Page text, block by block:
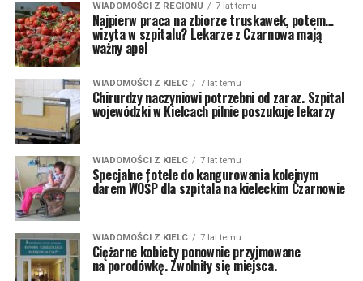
WIADOMOŚCI Z REGIONU 7 lat temu
Najpierw praca na zbiorze truskawek, potem…
wizyta w szpitalu? Lekarze z Czarnowa mają
ważny apel
WIADOMOŚCI Z KIELC 7 lat temu
Chirurdzy naczyniowi potrzebni od zaraz. Szpital
wojewódzki w Kielcach pilnie poszukuje lekarzy
WIADOMOŚCI Z KIELC 7 lat temu
Specjalne fotele do kangurowania kolejnym
darem WOŚP dla szpitala na kieleckim Czarnowie
WIADOMOŚCI Z KIELC 7 lat temu
Ciężarne kobiety ponownie przyjmowane
na porodówkę. Zwolniły się miejsca.